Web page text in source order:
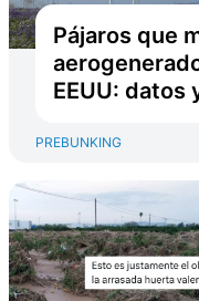
Pájaros que
EEUU: datos
PREBUNKING